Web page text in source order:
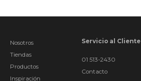
Nosotros
Tiendas
Productos
Inspiración
Servicio al Cliente
01 513-2430
Contacto